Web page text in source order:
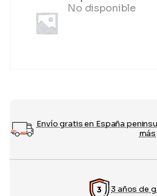
No disponible
Envío gratis en España
más
3 años de